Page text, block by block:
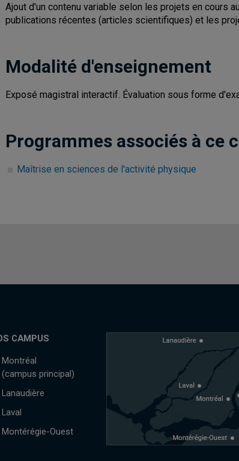
Ajout d'un contenu variable selon les projets en cours
publications récentes (articles scientifiques) et les
Modalité d'enseignement
Exposé magistral interactif. Évaluation sous forme
Programmes associés à ce
Maîtrise en sciences de l'activité physique
CAMPUS
Montréal
(campus principal)
Lanaudière
Laval
Montérégie-Ouest